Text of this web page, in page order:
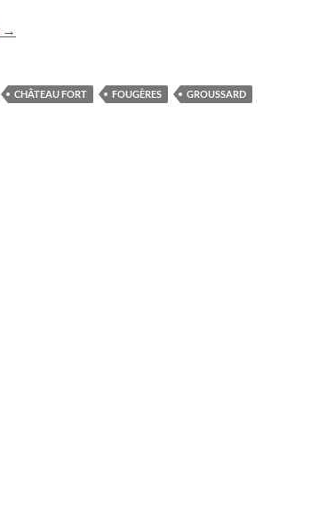
La forteresse de Fougères
→
CHÂTEAU FORT FOUGÈRES
GROUSSARD